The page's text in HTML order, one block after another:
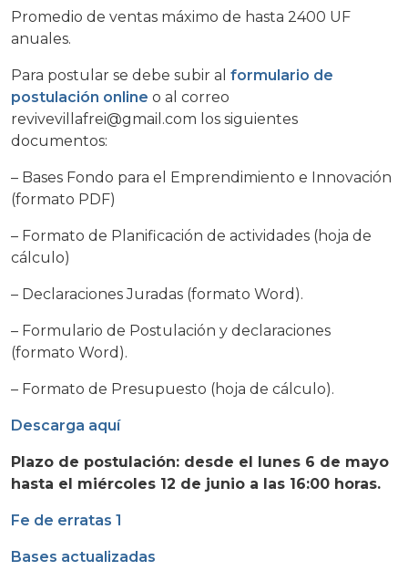
Promedio de ventas máximo de hasta 2400 UF
anuales.
Para postular se debe subir al formulario de
postulación online o al correo
revivevillafrei@gmail.com los siguientes
documentos:
– Bases Fondo para el Emprendimiento e Innovación
(formato PDF)
– Formato de Planificación de actividades (hoja de
cálculo)
– Declaraciones Juradas (formato Word).
– Formulario de Postulación y declaraciones
(formato Word).
– Formato de Presupuesto (hoja de cálculo).
Descarga aquí
Plazo de postulación: desde el lunes 6 de mayo
hasta el miércoles 12 de junio a las 16:00 horas.
Fe de erratas 1
Bases actualizadas